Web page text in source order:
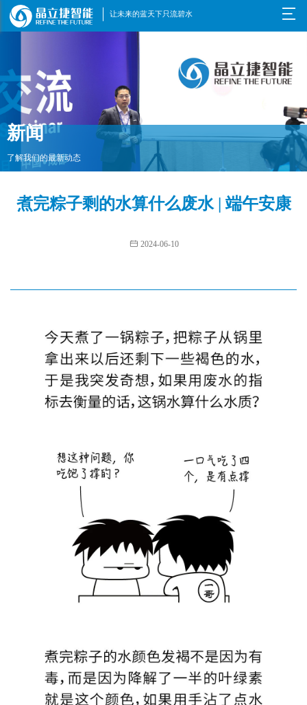
让未来的蓝天下只流碧水 
新闻
了解我们的最新动态
煮完粽子剩的水算什么废水 | 端午安康
 2024-06-10